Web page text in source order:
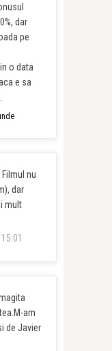
dar
pe
o data
e sa
nu
dar
mult
am
de Javier